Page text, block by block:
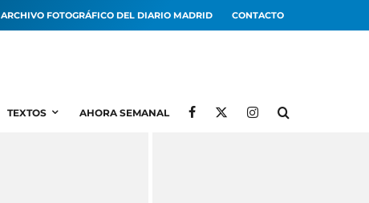
ARCHIVO FOTOGRÁFICO DEL DIARIO MADRID CONTACTO
TEXTOS AHORA SEMANAL